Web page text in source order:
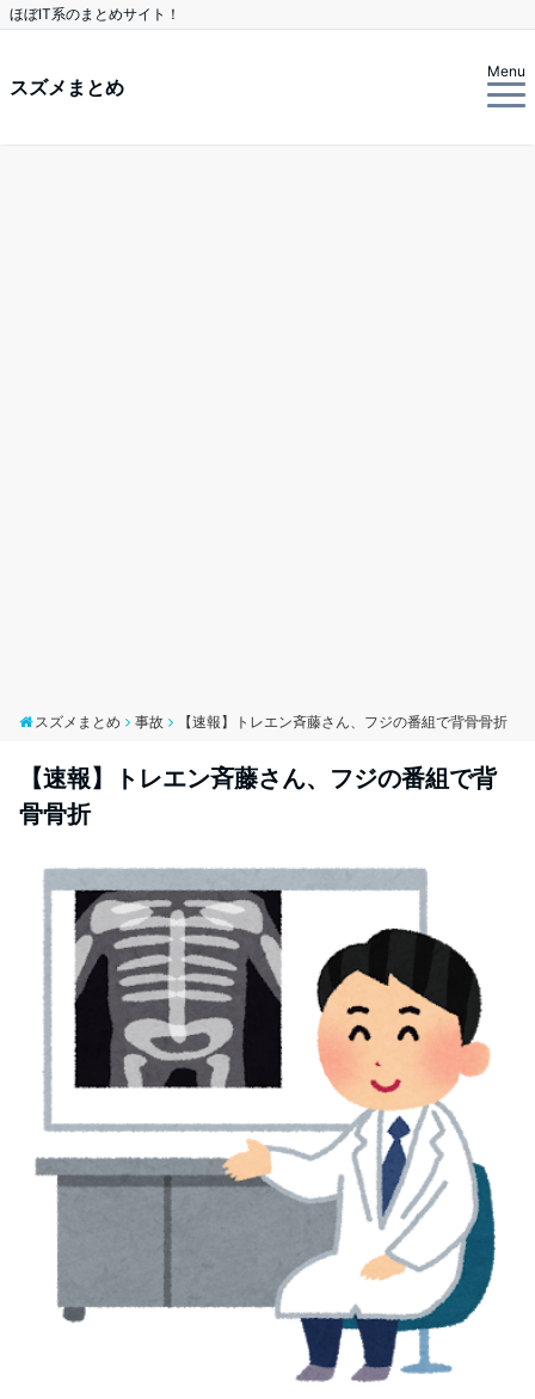
ほぼIT系のまとめサイト！
スズメまとめ
Menu
スズメまとめ 事故 【速報】トレエン斉藤さん、フジの番組で背骨骨折
【速報】トレエン斉藤さん、フジの番組で背
骨骨折